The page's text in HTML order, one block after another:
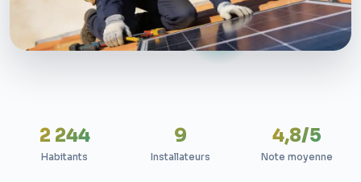
2 244
Habitants
9
Installateurs
4,8/5
Note moyenne